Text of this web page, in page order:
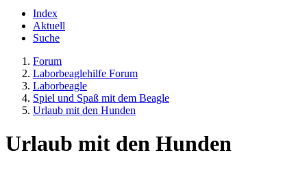
Index
Aktuell
Suche
Forum
Laborbeaglehilfe Forum
Laborbeagle
Spiel und Spaß mit dem Beagle
Urlaub mit den Hunden
Urlaub mit den Hunden